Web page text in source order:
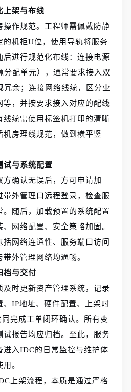
上架与布线
操作规范。工程师需佩戴防静
的机柜U位，使用导轨将服务
后进行规范化布线：连接电源
分配单元），通常要求接入双
冗余；连接网络线缆，区分业
等，并按要求接入对应的配线
线缆需使用标签机打印的清晰
机房理线规范，做到横平竖
试与系统配置
确认无误后，方可申请加
带外管理口远程登录，检查服
。随后，加载预置的系统配置
网络配置、安全策略加固。
网络连通性、服务端口访问
外管理网络均通畅。
档与交付
及时更新资产管理系统，记录
、IP地址、硬件配置、上架时
完成工单闭环确认。所有变
试报告均应归档。至此，服务
进入IDC的日常监控与维护体
。
上架流程，本质是通过严格